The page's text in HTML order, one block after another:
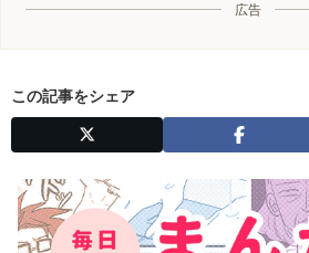
広告
この記事をシェア